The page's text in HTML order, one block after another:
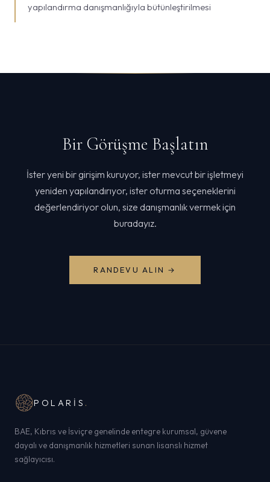
yapılandırma danışmanlığıyla bütünleştirilmesi
Bir Görüşme Başlatın
İster yeni bir girişim kuruyor, ister mevcut bir işletmeyi
yeniden yapılandırıyor, ister oturma seçeneklerini
değerlendiriyor olun, size danışmanlık vermek için
buradayız.
RANDEVU ALIN →
POLARIS .
BAE, Kıbrıs ve İsviçre genelinde entegre kurumsal, güvene
dayalı ve danışmanlık hizmetleri sunan lisanslı hizmet
sağlayıcısı.